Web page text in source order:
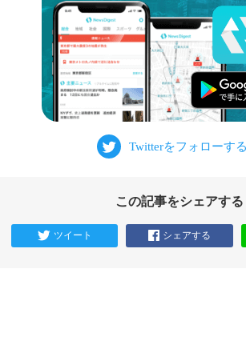
この記事をシェアする
ツイート シェアする